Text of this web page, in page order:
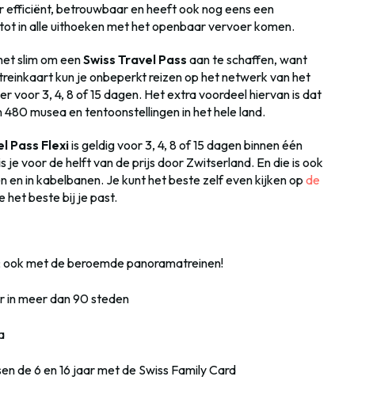
betrouwbaar en heeft ook nog eens een
in alle uithoeken met het openbaar vervoer komen.
slim om eenSwiss Travel Pass aan te schaffen, want
kun je onbeperkt reizen op het netwerk van het
voor 3, 4, 8 of 15 dagen. Het extra voordeel hiervan is dat
musea en tentoonstellingen in het hele land.
Pass Flexiis geldig voor 3, 4, 8 of 15 dagen binnen één
je voor de helft van de prijs door Zwitserland. En die is ook
en in kabelbanen. Je kunt het beste zelf even kijken op de
het beste bij je past.
met de beroemde panoramatreinen!
in meer dan 90 steden
de 6 en 16 jaar met de Swiss Family Card